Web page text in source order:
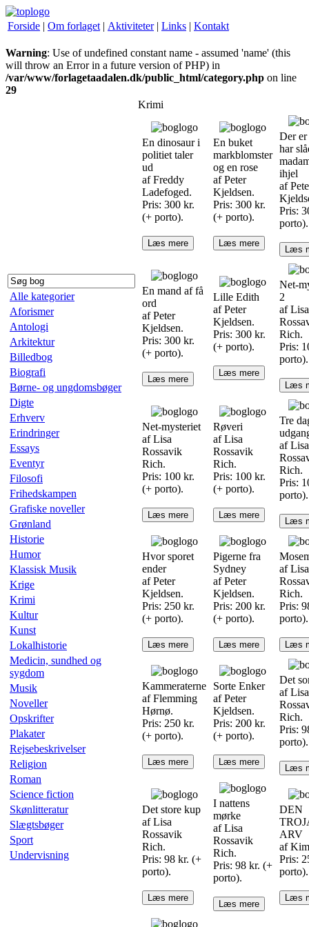
Forside | Om forlaget | Aktiviteter | Links | Kontakt
Warning: Use of undefined constant name - assumed 'name' (this
will throw an Error in a future version of PHP) in
/var/www/forlagetaadalen.dk/public_html/category.php on line
29
Alle kategorier
Aforismer
Antologi
Arkitektur
Billedbog
Biografi
Børne- og ungdomsbøger
Digte
Erhverv
Erindringer
Essays
Eventyr
Filosofi
Frihedskampen
Grafiske noveller
Grønland
Historie
Humor
Klassisk Musik
Krige
Krimi
Kultur
Kunst
Lokalhistorie
Medicin, sundhed og
sygdom
Musik
Noveller
Opskrifter
Plakater
Rejsebeskrivelser
Religion
Roman
Science fiction
Skønlitteratur
Slægtsbøger
Sport
Undervisning
Krimi
En dinosaur i
politiet taler
ud
af Freddy
Ladefoged.
Pris: 300 kr.
(+ porto).
Læs mere
En buket
markblomster
og en rose
af Peter
Kjeldsen.
Pris: 300 kr.
(+ porto).
Læs mere
Der er
har
ihjel
af
Pris:
porto).
Læs
En mand af få
ord
af Peter
Kjeldsen.
Pris: 300 kr.
(+ porto).
Læs mere
Lille Edith
af Peter
Kjeldsen.
Pris: 300 kr.
(+ porto).
Læs mere
Net-
2
af Lisa
Rich.
Pris:
porto).
Læs
Net-mysteriet
af Lisa
Rossavik
Rich.
Pris: 100 kr.
(+ porto).
Læs mere
Røveri
af Lisa
Rossavik
Rich.
Pris: 100 kr.
(+ porto).
Læs mere
Tre
af Lisa
Rich.
Pris:
porto).
Læs
Hvor sporet
ender
af Peter
Kjeldsen.
Pris: 250 kr.
(+ porto).
Læs mere
Pigerne fra
Sydney
af Peter
Kjeldsen.
Pris: 200 kr.
(+ porto).
Læs mere
af Lisa
Rich.
Pris:
porto).
Læs
Kammeraterne
af Flemming
Hørnø.
Pris: 250 kr.
(+ porto).
Læs mere
Sorte Enker
af Peter
Kjeldsen.
Pris: 200 kr.
(+ porto).
Læs mere
Det
af Lisa
Rich.
Pris:
porto).
Læs
Det store kup
af Lisa
Rossavik
Rich.
Pris: 98 kr. (+
porto).
Læs mere
I nattens
mørke
af Lisa
Rossavik
Rich.
Pris: 98 kr. (+
porto).
Læs mere
DEN
ARV
af
Pris:
porto).
Læs